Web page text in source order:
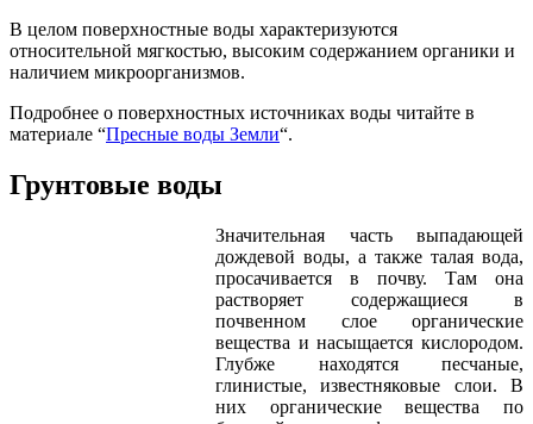
В целом поверхностные воды характеризуются
относительной мягкостью, высоким содержанием органики и
наличием микроорганизмов.
Подробнее о поверхностных источниках воды читайте в
материале “Пресные воды Земли“.
Грунтовые воды
Значительная часть выпадающей
дождевой воды, а также талая вода,
просачивается в почву. Там она
растворяет содержащиеся в
почвенном слое органические
вещества и насыщается кислородом.
Глубже находятся песчаные,
глинистые, известняковые слои. В
них органические вещества по